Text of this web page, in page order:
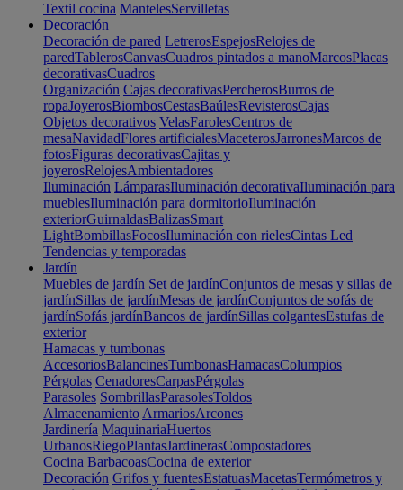
Textil cocina MantelesServilletas
Decoración
Decoración de pared LetrerosEspejosRelojes de
paredTablerosCanvasCuadros pintados a manoMarcosPlacas
decorativasCuadros
Organización Cajas decorativasPercherosBurros de
ropaJoyerosBiombosCestasBaúlesRevisterosCajas
Objetos decorativos VelasFarolesCentros de
mesaNavidadFlores artificialesMaceterosJarronesMarcos de
fotosFiguras decorativasCajitas y
joyerosRelojesAmbientadores
Iluminación LámparasIluminación decorativaIluminación para
mueblesIluminación para dormitorioIluminación
exteriorGuirnaldasBalizasSmart
LightBombillasFocosIluminación con rielesCintas Led
Tendencias y temporadas
Jardín
Muebles de jardín Set de jardínConjuntos de mesas y sillas de
jardínSillas de jardínMesas de jardínConjuntos de sofás de
jardínSofás jardínBancos de jardínSillas colgantesEstufas de
exterior
Hamacas y tumbonas
AccesoriosBalancinesTumbonasHamacasColumpios
Pérgolas CenadoresCarpasPérgolas
Parasoles SombrillasParasolesToldos
Almacenamiento ArmariosArcones
Jardinería MaquinariaHuertos
UrbanosRiegoPlantasJardinerasCompostadores
Cocina BarbacoasCocina de exterior
Decoración Grifos y fuentesEstatuasMacetasTermómetros y